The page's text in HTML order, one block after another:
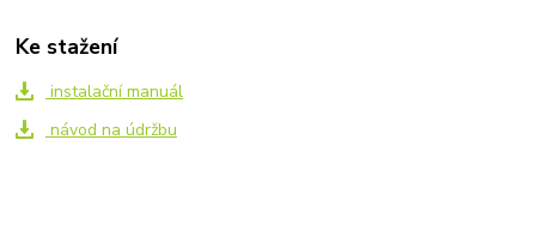
Ke stažení
instalační manuál
návod na údržbu